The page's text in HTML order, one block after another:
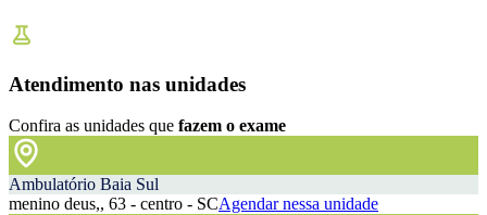
Atendimento nas unidades
Confira as unidades que fazem o exame
Ambulatório Baia Sul
menino deus,, 63 - centro - SCAgendar nessa unidade